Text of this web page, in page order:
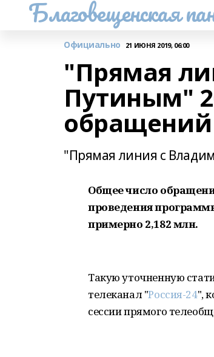
Благовещенская
Официально 21 ИЮНЯ 2019, 06:00
"Прямая
Путиным"
обращений
"Прямая линия с
Общее число
проведения
примерно 2,182 млн.
Такую уточненную
телеканал "Россия-24",
сессии прямого